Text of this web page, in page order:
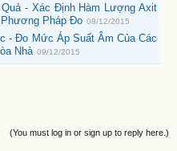
- Xác Định Hàm Lượng Axit
Pháp Đo 08/12/2015
- Đo Mức Áp Suất Âm Của Các
Nhà 09/12/2015
(You must log in or sign up to reply here.)